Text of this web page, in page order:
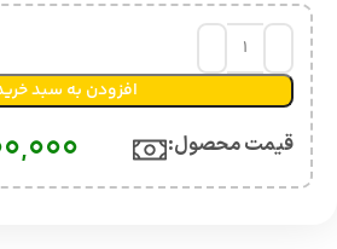
افزودن به سبد
قیمت محصول:​